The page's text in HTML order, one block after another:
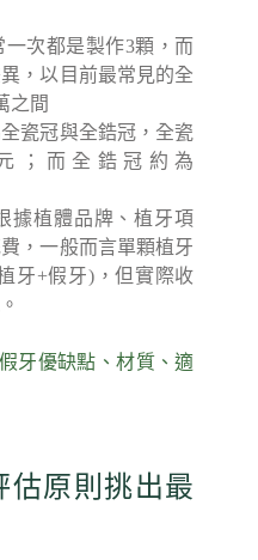
次都是製作3顆，而
，以目前最常見的全
之間
瓷冠與全鋯冠，全瓷
元；而全鋯冠約為
據植體品牌、植牙項
，一般而言單顆植牙
牙+假牙)，但實際收
牙優缺點、材質、適
估原則挑出最